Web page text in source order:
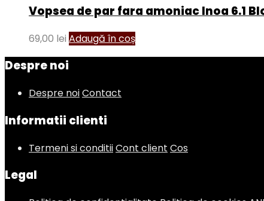
Vopsea de par fara amoniac Inoa 6.1
69,00 lei Adaugă în coș
Despre noi
Despre noiContact
Informatii clienti
Termeni si conditiiCont client Cos
Legal